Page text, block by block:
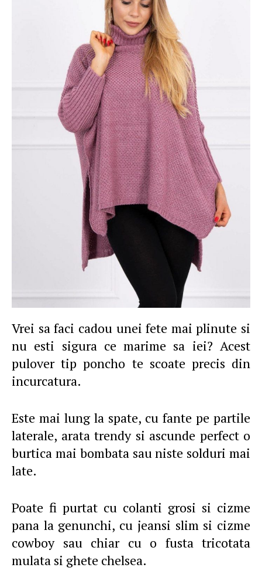
Vrei sa faci cadou unei fete mai plinute si
nu esti sigura ce marime sa iei? Acest
pulover tip poncho te scoate precis din
incurcatura.
Este mai lung la spate, cu fante pe partile
laterale, arata trendy si ascunde perfect o
burtica mai bombata sau niste solduri mai
late.
Poate fi purtat cu colanti grosi si cizme
pana la genunchi, cu jeansi slim si cizme
cowboy sau chiar cu o fusta tricotata
mulata si ghete chelsea.